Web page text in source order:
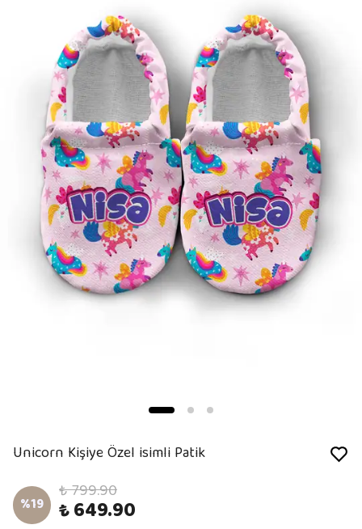
Unicorn Kişiye Özel isimli Patik
%19 ₺ 799.90
₺ 649.90